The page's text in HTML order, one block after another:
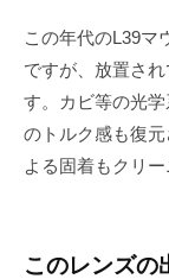
この年代のL39マ
ですが、放置さ
す。カビ等の光
のトルク感も復
よる固着もクリ
このレンズの